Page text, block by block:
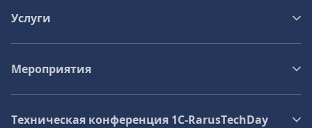
Услуги
Мероприятия
Техническая конференция 1C‑RarusTechDay